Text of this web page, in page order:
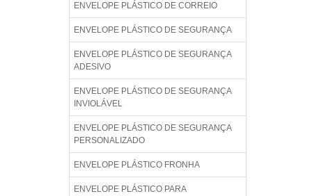
ENVELOPE PLÁSTICO DE CORREIO
ENVELOPE PLÁSTICO DE SEGURANÇA
ENVELOPE PLÁSTICO DE SEGURANÇA
ADESIVO
ENVELOPE PLÁSTICO DE SEGURANÇA
INVIOLÁVEL
ENVELOPE PLÁSTICO DE SEGURANÇA
PERSONALIZADO
ENVELOPE PLÁSTICO FRONHA
ENVELOPE PLÁSTICO PARA